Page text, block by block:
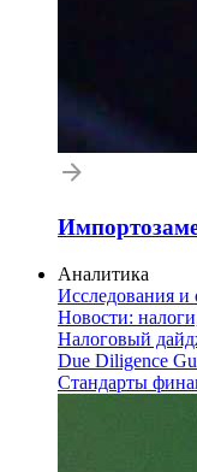
Аналитика
Исследования и
Новости:
Налоговый
Due Diligence
Стандарты